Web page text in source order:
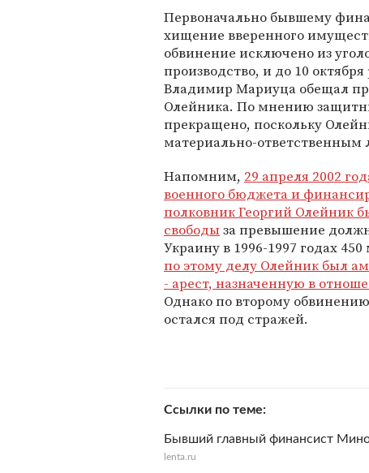
Первоначально бывшему
хищение вверенного
обвинение исключено из
производство, и до 10
Владимир Мариуца обещал
Олейника. По мнению
прекращено, поскольку
материально-ответственным
Напомним, 29 апреля 2002
военного бюджета и
полковник Георгий Олейник
свободыза превышение
Украину в 1996-1997 годах
по этому делу Олейник был
- арест, назначенную в
Однако по второму
остался под стражей.
Ссылки по теме
Бывший главный финансист
lenta.ru